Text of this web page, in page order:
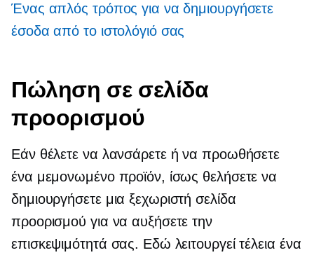
Ένας απλός τρόπος για να δημιουργήσετε
έσοδα από το ιστολόγιό σας
Πώληση σε σελίδα
προορισμού
Εάν θέλετε να λανσάρετε ή να προωθήσετε
ένα μεμονωμένο προϊόν, ίσως θελήσετε να
δημιουργήσετε μια ξεχωριστή σελίδα
προορισμού για να αυξήσετε την
επισκεψιμότητά σας. Εδώ λειτουργεί τέλεια ένα